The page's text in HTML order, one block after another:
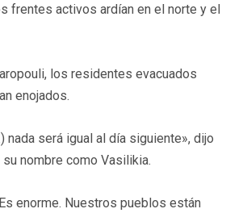
frentes activos ardían en el norte y el
los residentes evacuados
enojados.
nada será igual al día siguiente», dijo
nombre como Vasilikia.
enorme. Nuestros pueblos están